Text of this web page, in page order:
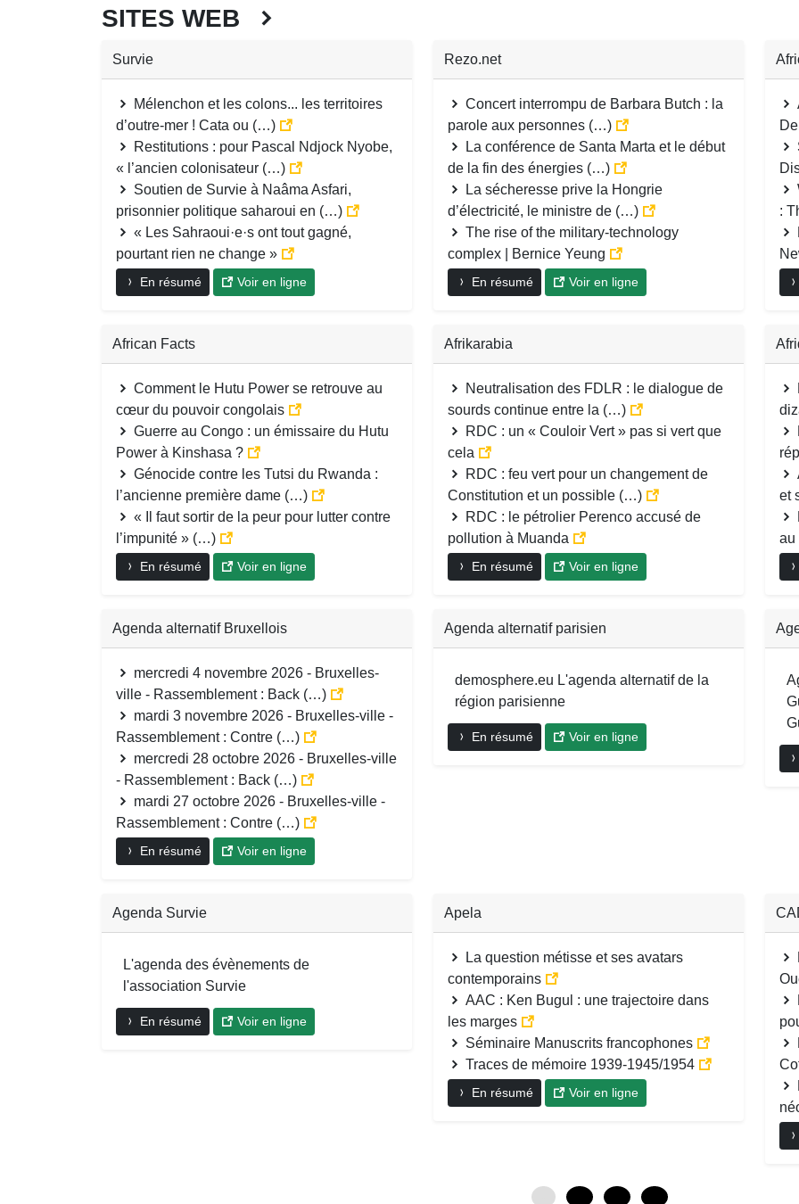
SITES WEB
Survie
Mélenchon et les colons... les territoires
d’outre-mer ! Cata ou (…)
Restitutions : pour Pascal Ndjock Nyobe,
« l’ancien colonisateur (…)
Soutien de Survie à Naâma Asfari,
prisonnier politique saharoui en (…)
« Les Sahraoui·e·s ont tout gagné,
pourtant rien ne change »
En résumé Voir en ligne
Rezo.net
Concert interrompu de Barbara Butch : la
parole aux personnes (…)
La conférence de Santa Marta et le début
de la fin des énergies (…)
La sécheresse prive la Hongrie
d’électricité, le ministre de (…)
The rise of the military-technology
complex | Bernice Yeung
En résumé Voir en ligne
:
African Facts
Comment le Hutu Power se retrouve au
cœur du pouvoir congolais
Guerre au Congo : un émissaire du Hutu
Power à Kinshasa ?
Génocide contre les Tutsi du Rwanda :
l’ancienne première dame (…)
« Il faut sortir de la peur pour lutter contre
l’impunité » (…)
En résumé Voir en ligne
Afrikarabia
Neutralisation des FDLR : le dialogue de
sourds continue entre la (…)
RDC : un « Couloir Vert » pas si vert que
cela
RDC : feu vert pour un changement de
Constitution et un possible (…)
RDC : le pétrolier Perenco accusé de
pollution à Muanda
En résumé Voir en ligne
et
au
Agenda alternatif Bruxellois
mercredi 4 novembre 2026 - Bruxelles-
ville - Rassemblement : Back (…)
mardi 3 novembre 2026 - Bruxelles-ville -
Rassemblement : Contre (…)
mercredi 28 octobre 2026 - Bruxelles-ville
- Rassemblement : Back (…)
mardi 27 octobre 2026 - Bruxelles-ville -
Rassemblement : Contre (…)
En résumé Voir en ligne
Agenda alternatif parisien
demosphere.eu L'agenda alternatif de la
région parisienne
En résumé Voir en ligne
Agenda Survie
L'agenda des évènements de
l'association Survie
En résumé Voir en ligne
Apela
La question métisse et ses avatars
contemporains
AAC : Ken Bugul : une trajectoire dans
les marges
Séminaire Manuscrits francophones
Traces de mémoire 1939-1945/1954
En résumé Voir en ligne